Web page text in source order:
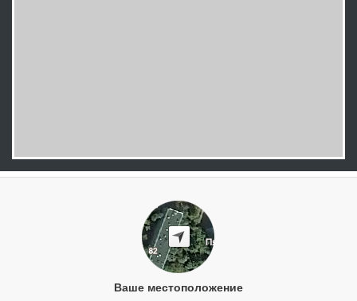
Ваше местоположение